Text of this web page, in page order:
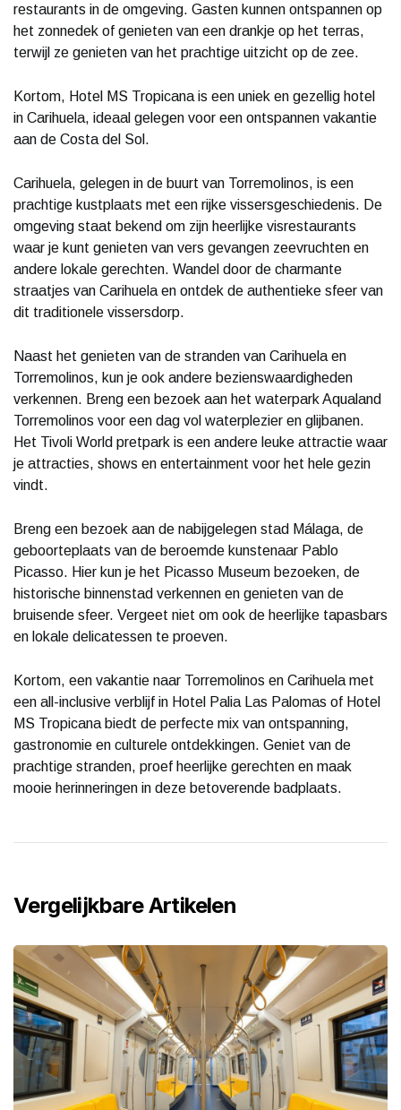
restaurants in de omgeving. Gasten kunnen ontspannen op
het zonnedek of genieten van een drankje op het terras,
terwijl ze genieten van het prachtige uitzicht op de zee.
Kortom, Hotel MS Tropicana is een uniek en gezellig hotel
in Carihuela, ideaal gelegen voor een ontspannen vakantie
aan de Costa del Sol.
Carihuela, gelegen in de buurt van Torremolinos, is een
prachtige kustplaats met een rijke vissersgeschiedenis. De
omgeving staat bekend om zijn heerlijke visrestaurants
waar je kunt genieten van vers gevangen zeevruchten en
andere lokale gerechten. Wandel door de charmante
straatjes van Carihuela en ontdek de authentieke sfeer van
dit traditionele vissersdorp.
Naast het genieten van de stranden van Carihuela en
Torremolinos, kun je ook andere bezienswaardigheden
verkennen. Breng een bezoek aan het waterpark Aqualand
Torremolinos voor een dag vol waterplezier en glijbanen.
Het Tivoli World pretpark is een andere leuke attractie waar
je attracties, shows en entertainment voor het hele gezin
vindt.
Breng een bezoek aan de nabijgelegen stad Málaga, de
geboorteplaats van de beroemde kunstenaar Pablo
Picasso. Hier kun je het Picasso Museum bezoeken, de
historische binnenstad verkennen en genieten van de
bruisende sfeer. Vergeet niet om ook de heerlijke tapasbars
en lokale delicatessen te proeven.
Kortom, een vakantie naar Torremolinos en Carihuela met
een all-inclusive verblijf in Hotel Palia Las Palomas of Hotel
MS Tropicana biedt de perfecte mix van ontspanning,
gastronomie en culturele ontdekkingen. Geniet van de
prachtige stranden, proef heerlijke gerechten en maak
mooie herinneringen in deze betoverende badplaats.
Vergelijkbare Artikelen